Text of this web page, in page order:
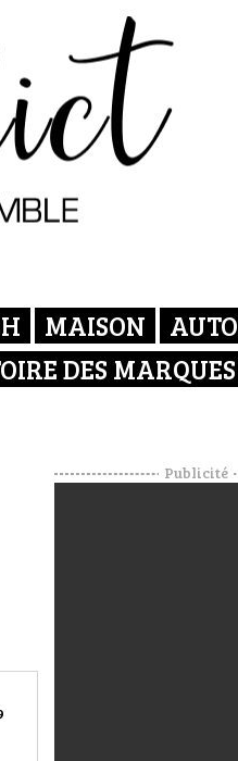
MAISON
AUTO
DES MARQUES
Publicité